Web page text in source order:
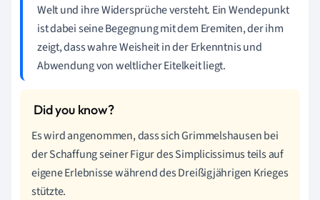
Welt und ihre Widersprüche versteht. Ein Wendepunkt
ist dabei seine Begegnung mit dem Eremiten, der ihm
zeigt, dass wahre Weisheit in der Erkenntnis und
Abwendung von weltlicher Eitelkeit liegt.
Es wird angenommen, dass sich Grimmelshausen bei
der Schaffung seiner Figur des Simplicissimus teils auf
eigene Erlebnisse während des Dreißigjährigen Krieges
stützte.